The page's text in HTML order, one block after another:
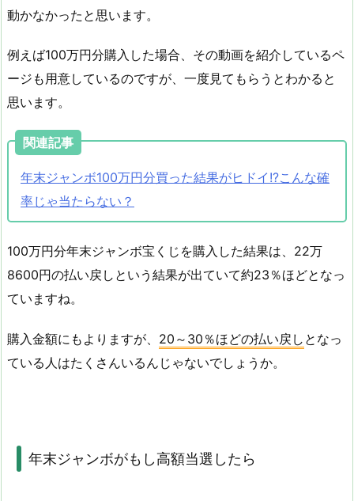
動かなかったと思います。
例えば100万円分購入した場合、その動画を紹介しているペ
ージも用意しているのですが、一度見てもらうとわかると
思います。
関連記事
年末ジャンボ100万円分買った結果がヒドイ!?こんな確
率じゃ当たらない？
100万円分年末ジャンボ宝くじを購入した結果は、22万
8600円の払い戻しという結果が出ていて約23％ほどとなっ
ていますね。
購入金額にもよりますが、 20～30％ほどの払い戻し となっ
ている人はたくさんいるんじゃないでしょうか。
年末ジャンボがもし高額当選したら